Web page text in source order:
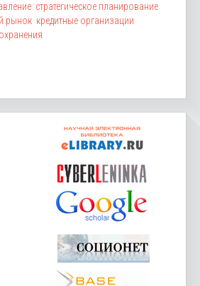
стратегическое планирование
рынок кредитные организации